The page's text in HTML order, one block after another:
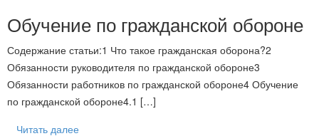
Обучение по гражданской обороне
Содержание статьи:1 Что такое гражданская оборона?2
Обязанности руководителя по гражданской обороне3
Обязанности работников по гражданской обороне4 Обучение
по гражданской обороне4.1 […]
Читать далее